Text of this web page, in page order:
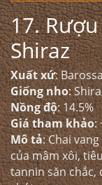
17.
Shiraz
Xuất xứ:
Giống nho:
Nồng độ: 14.5%
Giá tham khảo:
Mô tả: Chai
của mâm xôi,
tannin săn chắc,